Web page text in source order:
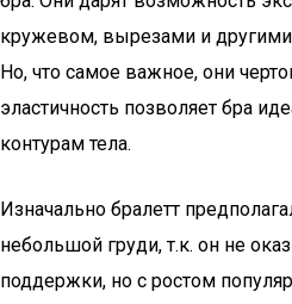
кружевом, вырезами и
Но, что самое важное, они
эластичность позволяет бра
контурам тела.
Изначально бралетт
небольшой груди, т.к. он не
поддержки, но с ростом